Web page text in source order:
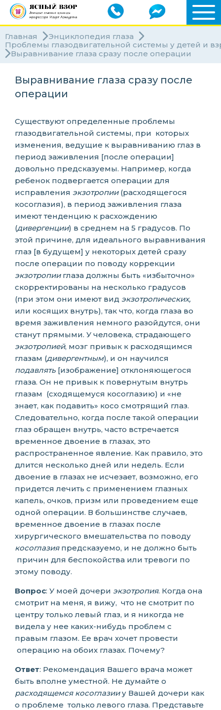
Главная
Энциклопедия глаза
Проблемы глазодвигательной системы у детей и
Выравнивание глаза сразу после операции
Выравнивание глаза сразу после
операции
Существуют определенные проблемы
глазодвигательной системы, при которых
изменения, ведущие к выравниванию глаз в
период заживления [после операции]
довольно предсказуемы. Например, когда
ребенок подвергается операции для
исправления экзотропии(расходящегося
косоглазия), в период заживления глаза
имеют тенденцию к расхождению
(дивергенции) в среднем на 5 градусов. По
этой причине, для идеального выравнивания
глаз [в будущем] у некоторых детей сразу
после операции по поводу коррекции
экзотропииглаза должны быть «избыточно»
скорректированы на несколько градусов
(при этом они имеют вид экзотропических,
или косящих внутрь), так что, когда глаза во
время заживления немного разойдутся, они
станут прямыми. У человека, страдающего
экзотропией, мозг привык к расходящимся
глазам (дивергентным), и он научился
подавлять [изображение] отклоняющегося
глаза. Он не привык к повернутым внутрь
глазам (сходящемуся косоглазию) и «не
знает, как подавить» косо смотрящий глаз.
Следовательно, когда после такой операции
глаз обращен внутрь, часто встречается
временное двоение в глазах, это
распространенное явление. Как правило, это
длится несколько дней или недель. Если
двоение в глазах не исчезает, возможно, его
придется лечить с применением глазных
капель, очков, призм или проведением еще
одной операции. В большинстве случаев,
временное двоение в глазах после
хирургического вмешательства по поводу
косоглазияпредсказуемо, и не должно быть
причин для беспокойства или тревоги по
этому поводу.
Вопрос: У моей дочери экзотропия. Когда она
смотрит на меня, я вижу, что не смотрит по
центру только левый глаз, и я никогда не
видела у нее каких-нибудь проблем с
правым глазом. Ее врач хочет провести
операцию на обоих глазах. Почему?
Ответ: Рекомендация Вашего врача может
быть вполне уместной. Не думайте о
расходящемся косоглазииу Вашей дочери как
о проблеме только левого глаза. Представьте